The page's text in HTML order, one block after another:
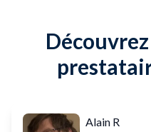
Alain R